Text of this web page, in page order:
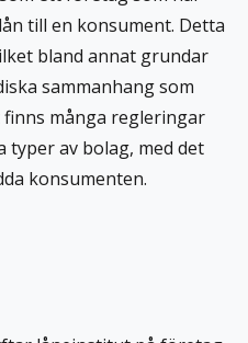
till en konsument. Detta
bland annat grundar
sammanhang som
finns många regleringar
typer av bolag, med det
konsumenten.